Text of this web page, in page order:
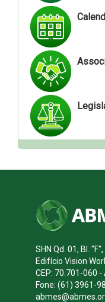
SHN Qd. 01, Bl.
Edifício Vision
CEP: 70.701-060
Fone: (61) 3961-